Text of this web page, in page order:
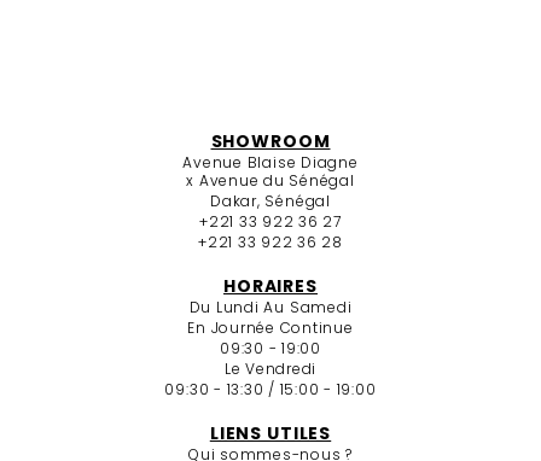
SHOWROOM
Avenue Blaise Diagne
x Avenue du Sénégal
Dakar, Sénégal
+221 33 922 36 27
+221 33 922 36 28
HORAIRES
Du Lundi Au Samedi
En Journée Continue
09:30 - 19:00
Le Vendredi
09:30 - 13:30 / 15:00 - 19:00
LIENS UTILES
Qui sommes-nous ?